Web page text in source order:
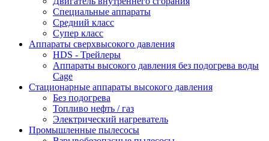
Специальные аппараты
Средний класс
Супер класс
Аппараты сверхвысокого давления
HDS - Трейлеры
Аппараты высокого давления без подогрева воды
Cage
Стационарные аппараты высокого давления
Без подогрева
Топливо нефть / газ
Электрический нагреватель
Промышленные пылесосы